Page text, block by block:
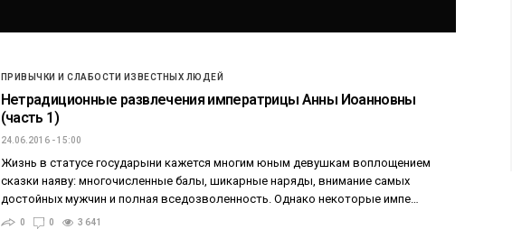
ПРИВЫЧКИ И СЛАБОСТИ ИЗВЕСТНЫХ ЛЮДЕЙ
Нетрадиционные развлечения императрицы Анны Иоанновны
(часть 1)
24.06.2016 - 15:00
Жизнь в статусе государыни кажется многим юным девушкам воплощением
сказки наяву: многочисленные балы, шикарные наряды, внимание самых
достойных мужчин и полная вседозволенность. Однако некоторые импе…
0 0 3 641
Йоко Оно: «Занимайтесь любовью, а
не войной»